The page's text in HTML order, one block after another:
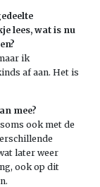
lees, wat is nu
ik
af aan. Het is
mee?
ook met de
later weer
ook op dit